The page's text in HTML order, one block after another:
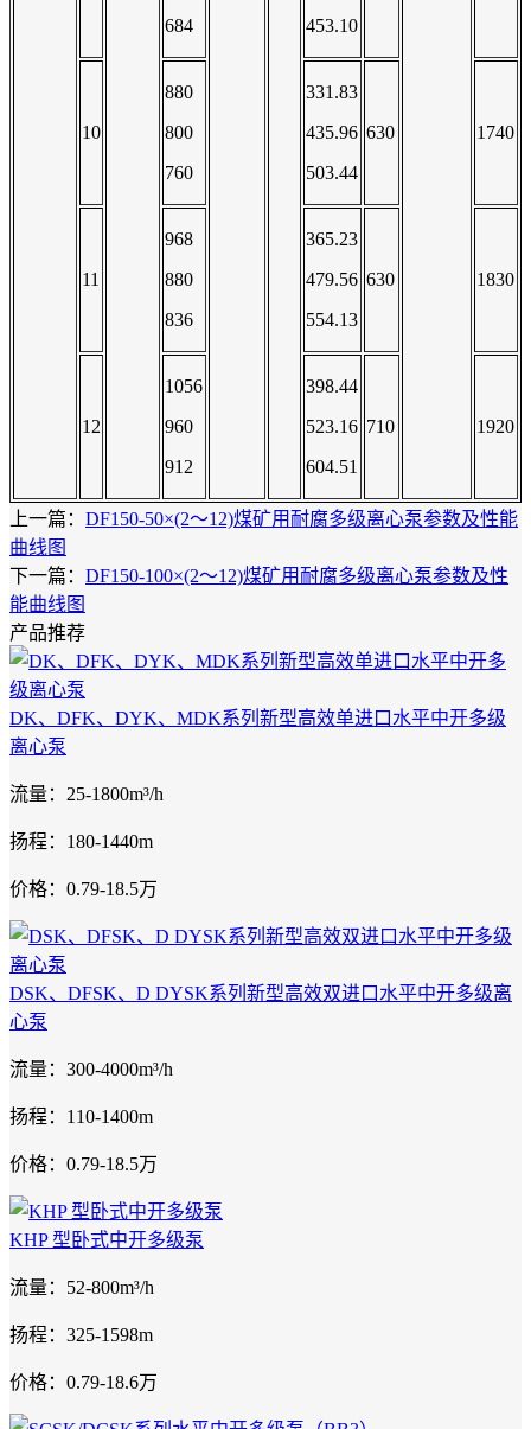
684 453.10
10
880
800
760
331.83
435.96
503.44
630 1740
11
968
880
836
365.23
479.56
554.13
630 1830
12
1056
960
912
398.44
523.16
604.51
710 1920
上一篇： DF150-50×(2～12)煤矿用耐腐多级离心泵参数及性能
曲线图
下一篇： DF150-100×(2～12)煤矿用耐腐多级离心泵参数及性
能曲线图
产品推荐
DK、DFK、DYK、MDK系列新型高效单进口水平中开多级
离心泵
流量：25-1800m³/h
扬程：180-1440m
价格：0.79-18.5万
DSK、DFSK、D DYSK系列新型高效双进口水平中开多级离
心泵
流量：300-4000m³/h
扬程：110-1400m
价格：0.79-18.5万
KHP 型卧式中开多级泵
流量：52-800m³/h
扬程：325-1598m
价格：0.79-18.6万